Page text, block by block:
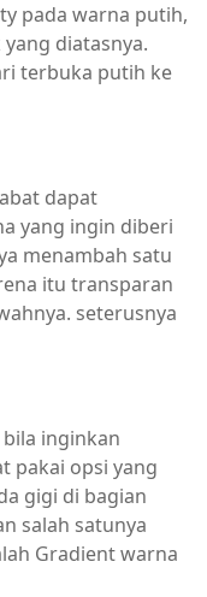
pada warna putih,
diatasnya.
terbuka putih ke
dapat
yang ingin diberi
menambah satu
itu transparan
seterusnya
inginkan
pakai opsi yang
gigi di bagian
salah satunya
Gradient warna